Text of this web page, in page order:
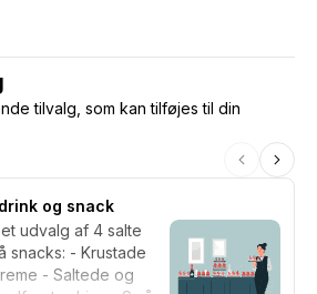
tilvalg, som kan tilføjes til din
og snack
udvalg af 4 salte
snacks: - Krustade
- Saltede og